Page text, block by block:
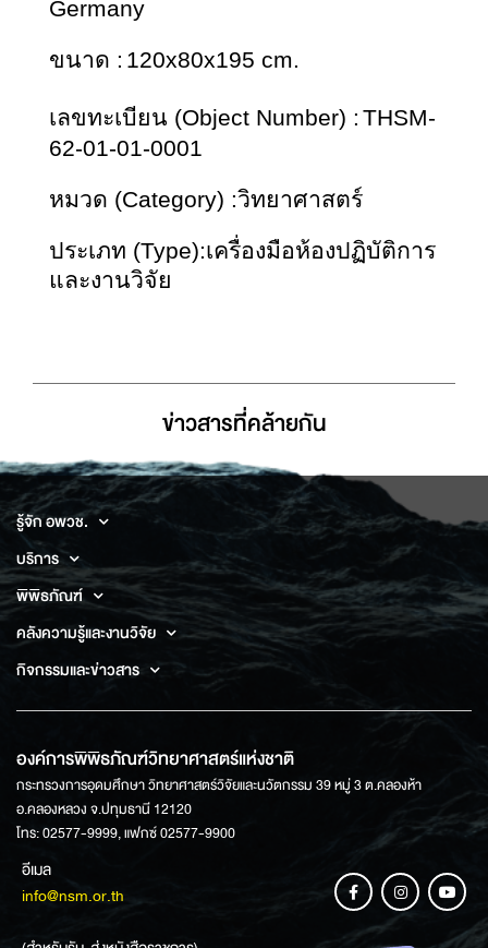
Germany
ขนาด : 120x80x195 cm.
เลขทะเบียน (Object Number) : THSM-
62-01-01-0001
หมวด (Category) :วิทยาศาสตร์
ประเภท (Type):เครื่องมือห้องปฏิบัติการ
และงานวิจัย
ข่าวสารที่่คล้ายกัน
รู้จัก อพวช.
บริการ
พิพิธภัณฑ์
คลังความรู้และงานวิจัย
กิจกรรมและข่าวสาร
องค์การพิพิธภัณฑ์วิทยาศาสตร์แห่งชาติ
กระทรวงการอุดมศึกษา วิทยาศาสตร์วิจัยและนวัตกรรม 39 หมู่ 3 ต.คลองห้า
อ.คลองหลวง จ.ปทุมธานี 12120
โทร: 02577-9999, แฟกซ์ 02577-9900
อีเมล
info@nsm.or.th